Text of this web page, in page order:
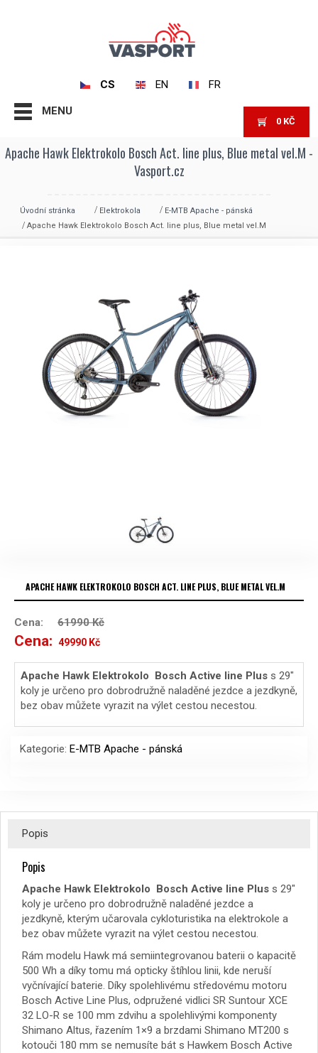
CS EN FR
MENU
0 KČ
Apache Hawk Elektrokolo Bosch Act. line plus, Blue metal vel.M -
Vasport.cz
Úvodní stránka Elektrokola
E-MTB Apache - pánská
Apache Hawk Elektrokolo Bosch Act. line plus, Blue metal vel.M
APACHE HAWK ELEKTROKOLO BOSCH ACT. LINE PLUS, BLUE METAL VEL.M
Cena: 61990Kč
Cena: Původní
cena
byla:
49990 Kč
cena
je:
Apache Hawk Elektrokolo Bosch Active line Plus s 29″
koly je určeno pro dobrodružně naladěné jezdce a jezdkyně,
bez obav můžete vyrazit na výlet cestou necestou.
Kategorie: E-MTB Apache - pánská
Popis
Popis
Apache Hawk Elektrokolo Bosch Active line Plus s 29″
koly je určeno pro dobrodružně naladěné jezdce a
jezdkyně, kterým učarovala cykloturistika na elektrokole a
bez obav můžete vyrazit na výlet cestou necestou.
Rám modelu Hawk má semiintegrovanou baterii o kapacitě
500 Wh a díky tomu má opticky štíhlou linii, kde neruší
vyčnívající baterie. Díky spolehlivému středovému motoru
Bosch Active Line Plus, odpružené vidlici SR Suntour XCE
32 LO-R se 100 mm zdvihu a spolehlivými komponenty
Shimano Altus, řazením 1×9 a brzdami Shimano MT200 s
kotouči 180 mm se nemusíte bát s Hawkem Bosch Active